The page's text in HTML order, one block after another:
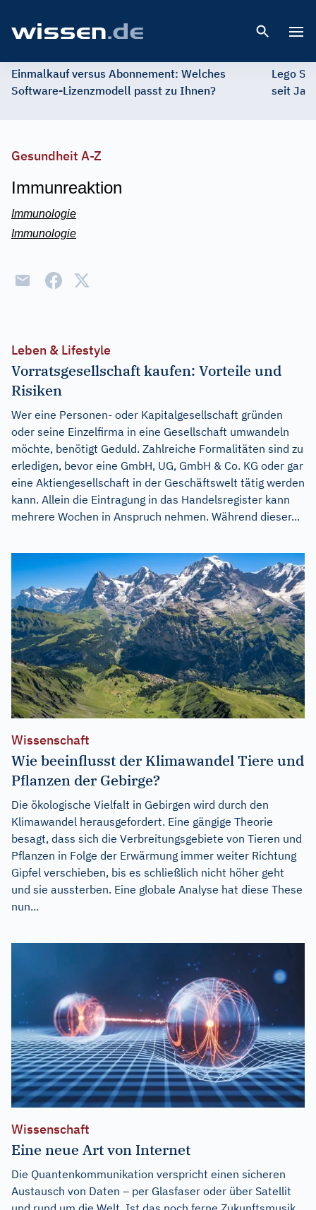
Einmalkauf versus Abonnement: Welches
Software-Lizenzmodell passt zu Ihnen?
Lego
seit
Gesundheit A-Z
Immunreaktion
Immunologie
Immunologie
Leben & Lifestyle
Vorratsgesellschaft kaufen: Vorteile und
Risiken
Wer eine Personen- oder Kapitalgesellschaft gründen
oder seine Einzelfirma in eine Gesellschaft umwandeln
möchte, benötigt Geduld. Zahlreiche Formalitäten sind zu
erledigen, bevor eine GmbH, UG, GmbH & Co. KG oder gar
eine Aktiengesellschaft in der Geschäftswelt tätig werden
kann. Allein die Eintragung in das Handelsregister kann
mehrere Wochen in Anspruch nehmen. Während dieser...
Wissenschaft
Wie beeinflusst der Klimawandel Tiere und
Pflanzen der Gebirge?
Die ökologische Vielfalt in Gebirgen wird durch den
Klimawandel herausgefordert. Eine gängige Theorie
besagt, dass sich die Verbreitungsgebiete von Tieren und
Pflanzen in Folge der Erwärmung immer weiter Richtung
Gipfel verschieben, bis es schließlich nicht höher geht
und sie aussterben. Eine globale Analyse hat diese These
nun...
Wissenschaft
Eine neue Art von Internet
Die Quantenkommunikation verspricht einen sicheren
Austausch von Daten – per Glasfaser oder über Satellit